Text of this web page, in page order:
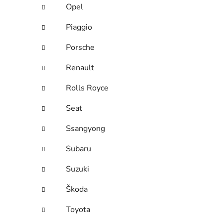
Opel
Piaggio
Porsche
Renault
Rolls Royce
Seat
Ssangyong
Subaru
Suzuki
Škoda
Toyota